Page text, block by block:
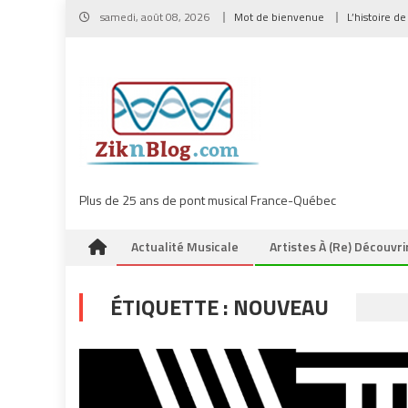
Skip
samedi, août 08, 2026 Mot de bienvenue L’histoire de
Plus de 25 ans de pont musical France-Québec
Actualité Musicale Artistes À (re)
ÉTIQUETTE : NOUVEAU